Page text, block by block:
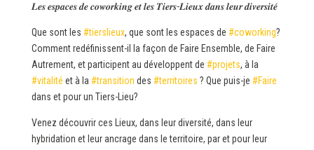
𝑳𝒆𝒔 𝒆𝒔𝒑𝒂𝒄𝒆𝒔 𝒅𝒆 𝒄𝒐𝒘𝒐𝒓𝒌𝒊𝒏𝒈 𝒆𝒕 𝒍𝒆𝒔 𝑻𝒊𝒆𝒓𝒔-𝑳𝒊𝒆𝒖𝒙 𝒅𝒂𝒏𝒔 𝒍𝒆𝒖𝒓 𝒅𝒊𝒗𝒆𝒓𝒔𝒊𝒕𝒆́
Que sont les #tierslieux, que sont les espaces de #coworking?
Comment redéfinissent-il la façon de Faire Ensemble, de Faire
Autrement, et participent au développent de #projets, à la
#vitalité et à la #transition des #territoires ? Que puis-je #Faire
dans et pour un Tiers-Lieu?
Venez découvrir ces Lieux, dans leur diversité, dans leur
hybridation et leur ancrage dans le territoire, par et pour leur